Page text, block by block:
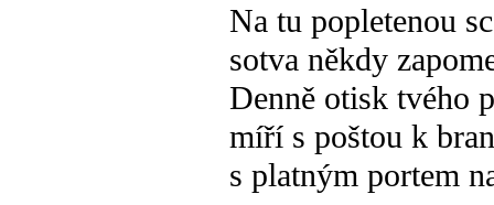
Na tu popletenou
sotva někdy
Denně otisk tvého
míří s poštou k
s platným portem